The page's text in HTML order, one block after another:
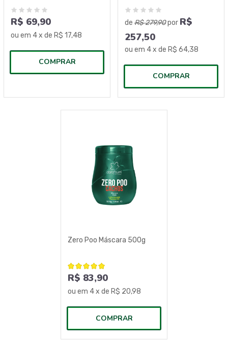
R$ 69,90
ou em 4x de R$ 17,48
COMPRAR
deR$ 279,90por R$
257,50
ou em 4x de R$ 64,38
COMPRAR
Zero Poo Máscara 500g
R$ 83,90
ou em 4x de R$ 20,98
COMPRAR